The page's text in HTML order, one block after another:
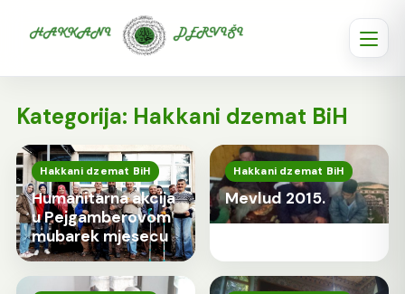
Kategorija: Hakkani dzemat BiH
Hakkani dzemat BiH
Humanitarna akcija
u Pejgamberovom
mubarek mjesecu
Hakkani dzemat BiH
Mevlud 2015.